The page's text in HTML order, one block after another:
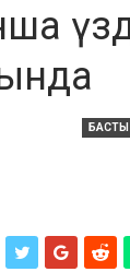
БАСТЫ